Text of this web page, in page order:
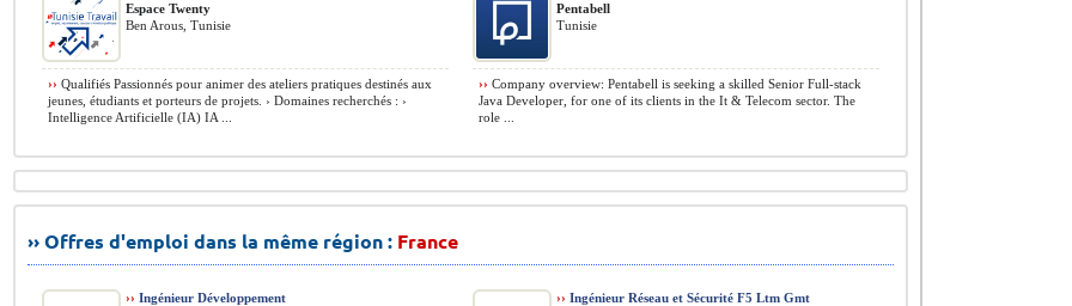
Espace Twenty
Ben Arous, Tunisie
›› Qualifiés Passionnés pour animer des ateliers pratiques destinés aux
jeunes, étudiants et porteurs de projets. › Domaines recherchés : ›
Intelligence Artificielle (IA) IA ...
Pentabell
Tunisie
›› Company overview: Pentabell is seeking a skilled Senior Full-stack
Java Developer, for one of its clients in the It & Telecom sector. The
role ...
›› Offres d'emploi dans la même région : France
›› Ingénieur Développement
›› Ingénieur Réseau et Sécurité F5 Ltm Gmt